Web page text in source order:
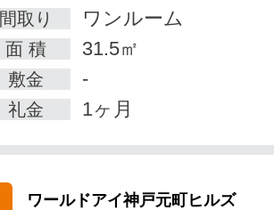
間取り
ワンルーム
面 積 31.5㎡
敷金 -
礼金 1ヶ月
ワールドアイ神戸元町ヒルズ